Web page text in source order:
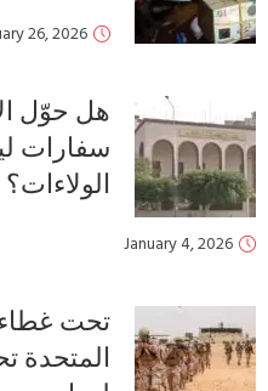
26, 2026
هل حوّل
سفارات
الولاءات؟
January 4, 2026
تحت غطاء
المتحدة